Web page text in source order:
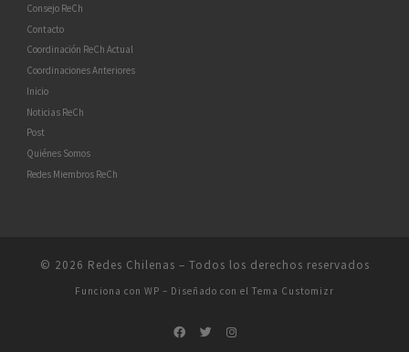
Consejo ReCh
Contacto
Coordinación ReCh Actual
Coordinaciones Anteriores
Inicio
Noticias ReCh
Post
Quiénes Somos
Redes Miembros ReCh
© 2026 Redes Chilenas – Todos los derechos reservados
Funciona con WP – Diseñado con el Tema Customizr